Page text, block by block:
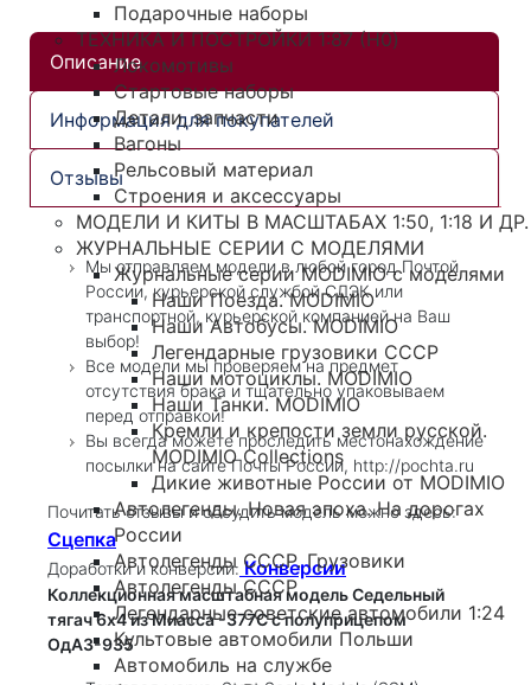
Подарочные наборы
ТЕХНИКА И ПОСТРОЙКИ 1:87 (H0)
Локомотивы
Стартовые наборы
Детали, запчасти
Вагоны
Рельсовый материал
Строения и аксессуары
МОДЕЛИ И КИТЫ В МАСШТАБАХ 1:50, 1:18 И ДР.
ЖУРНАЛЬНЫЕ СЕРИИ С МОДЕЛЯМИ
Журнальные серии MODIMIO с моделями
Наши Поезда. MODIMIO
Наши Автобусы. MODIMIO
Легендарные грузовики СССР
Наши мотоциклы. MODIMIO
Наши Танки. MODIMIO
Кремли и крепости земли русской.
MODIMIO Collections
Дикие животные России от MODIMIO
Автолегенды. Новая эпоха. На дорогах
России
Автолегенды СССР. Грузовики
Автолегенды СССР
Легендарные советские автомобили 1:24
Культовые автомобили Польши
Автомобиль на службе
Описание
Информация для покупателей
Отзывы
Мы отправляем модели в любой город Почтой
России, курьерской службой СДЭК или
транспортной, курьерской компанией на Ваш
выбор!
Все модели мы проверяем на предмет
отсутствия брака и тщательно упаковываем
перед отправкой!
Вы всегда можете проследить местонахождение
посылки на сайте Почты России, http://pochta.ru
Почитать отзывы и обсудить модель можно здесь:
Сцепка
Доработки и конверсии: Конверсии
Коллекционная масштабная модель Седельный
тягач 6х4 из Миасса -377С с полуприцепом
ОдАЗ-935